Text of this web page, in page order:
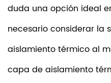
duda una opción ideal
necesario considerar la
aislamiento térmico al
capa de aislamiento